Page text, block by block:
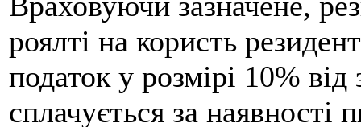
роялті на користь
податок у розмірі 10%
сплачується за наявності